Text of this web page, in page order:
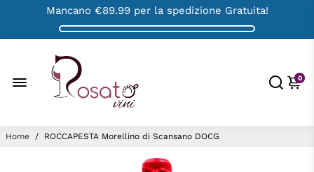
Mancano €89.99per la spedizione Gratuita!
0
Home / ROCCAPESTA Morellino di Scansano DOCG